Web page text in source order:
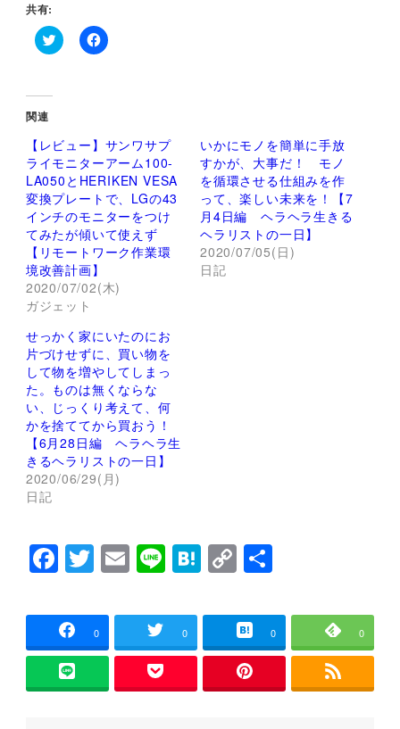
共有:
ク
し
て
T
i
t
t
e
r
で
共
有
(
新
し
い
ウ
ィ
ン
ウ
で
開
き
ま
す
F
で
共
有
す
る
に
は
ク
リ
ッ
ク
し
て
く
だ
い
(
新
し
い
ウ
ィ
ン
ド
ウ
で
開
き
ま
関連
【レビュー】サンワサプ
ライモニターアーム100-
LA050とHERIKEN VESA
変換プレートで、LGの43
インチのモニターをつけ
てみたが傾いて使えず
【リモートワーク作業環
境改善計画】
2020/07/02(木)
ガジェット
いかにモノを簡単に手放
すかが、大事だ！ モノ
を循環させる仕組みを作
って、楽しい未来を！【7
月4日編 ヘラヘラ生きる
ヘラリストの一日】
2020/07/05(日)
日記
せっかく家にいたのにお
片づけせずに、買い物を
して物を増やしてしまっ
た。ものは無くならな
い、じっくり考えて、何
かを捨ててから買おう！
【6月28日編 ヘラヘラ生
きるヘラリストの一日】
2020/06/29(月)
日記
F
a
c
e
b
o
T
wi
tt
er
E
m
ai
l
Li
n
e
H
at
e
n
C
o
p
y
Li
n
共
0 0 0 0